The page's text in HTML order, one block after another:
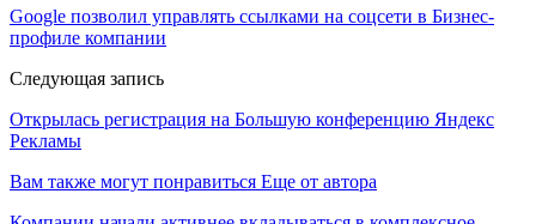
Google позволил управлять ссылками на соцсети в Бизнес-
профиле компании
Следующая запись
Открылась регистрация на Большую конференцию Яндекс
Рекламы
Вам также могут понравиться Еще от автора